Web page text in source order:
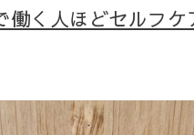
働く人ほどセルフ